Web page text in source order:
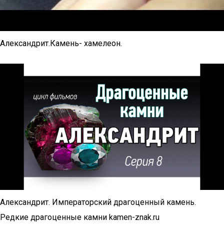
Александрит.Камень- хамелеон.
Александрит. Императорский драгоценный камень.
Редкие драгоценные камни kamen-znak.ru